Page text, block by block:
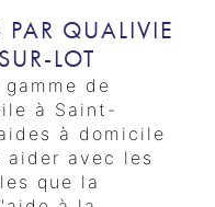
PAR QUALIVIE
LOT
de
à Saint-
à domicile
aider avec les
que la